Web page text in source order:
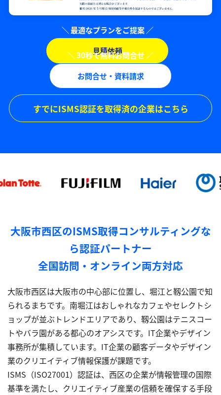
見積依頼
お問合せ・資料請求
すでにISMS認証を取得済の企業はこちら
大阪市西区のISMS取得コンサルティングな
ら認証パートナー
全国訪問・オンライン両方対応
大阪市西区は大阪市の中心部に位置し、堀江と靱公園で知
られるまちです。南堀江はおしゃれなカフェやセレクトシ
ョップが並ぶトレンドエリアであり、靱公園はテニスコー
トやバラ園がある都心のオアシスです。IT企業やデザイン
事務所が集積しています。IT企業の顧客データやデザイン
業のクリエイティブ情報保護が課題です。
ISMS（ISO27001）認証は、西区の企業が情報管理の国際
基準を満たし、クリエイティブ産業の信頼を確保する手段